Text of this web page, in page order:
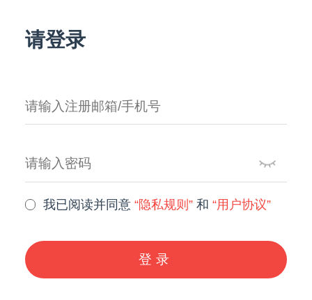
请登录
我已阅读并同意“隐私规则” 和“用户协议”
登录